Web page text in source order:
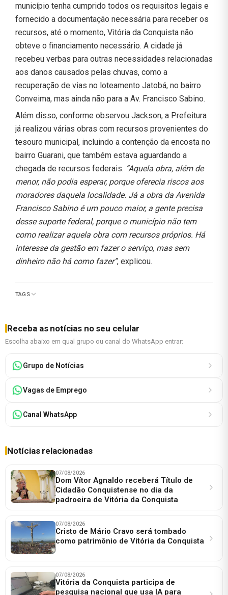
município tenha cumprido todos os requisitos legais e
fornecido a documentação necessária para receber os
recursos, até o momento, Vitória da Conquista não
obteve o financiamento necessário. A cidade já
recebeu verbas para outras necessidades relacionadas
aos danos causados pelas chuvas, como a
recuperação de vias no loteamento Jatobá, no bairro
Conveima, mas ainda não para a Av. Francisco Sabino.
Além disso, conforme observou Jackson, a Prefeitura
já realizou várias obras com recursos provenientes do
tesouro municipal, incluindo a contenção da encosta no
bairro Guarani, que também estava aguardando a
chegada de recursos federais. “Aquela obra, além de
menor, não podia esperar, porque oferecia riscos aos
moradores daquela localidade. Já a obra da Avenida
Francisco Sabino é um pouco maior, a gente precisa
desse suporte federal, porque o município não tem
como realizar aquela obra com recursos próprios. Há
interesse da gestão em fazer o serviço, mas sem
dinheiro não há como fazer”, explicou.
TAGS
Receba as notícias no seu celular
Escolha abaixo em qual grupo ou canal do WhatsApp entrar:
Grupo de Notícias
Vagas de Emprego
Canal WhatsApp
Notícias relacionadas
07/08/2026
Dom Vítor Agnaldo receberá Título de
Cidadão Conquistense no dia da
padroeira de Vitória da Conquista
07/08/2026
Cristo de Mário Cravo será tombado
como patrimônio de Vitória da Conquista
07/08/2026
Vitória da Conquista participa de
pesquisa nacional que usa IA para